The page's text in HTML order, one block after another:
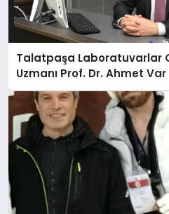
Talatpaşa Laboratuvarlar
Uzmanı Prof. Dr. Ahmet Var